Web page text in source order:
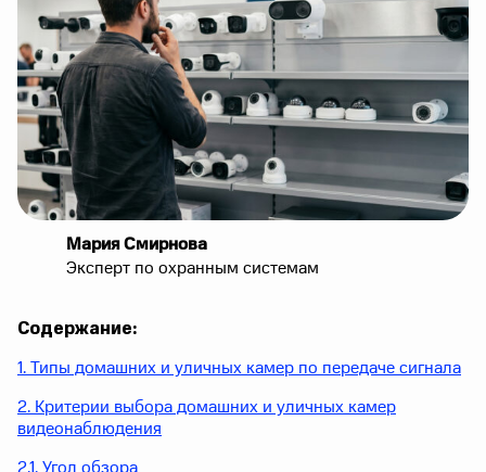
Мария Смирнова
Эксперт по охранным системам
Содержание:
1. Типы домашних и уличных камер по передаче сигнала
2. Критерии выбора домашних и уличных камер
видеонаблюдения